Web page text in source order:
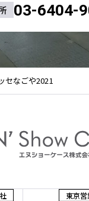
03-6404-
セなごや2021
東京